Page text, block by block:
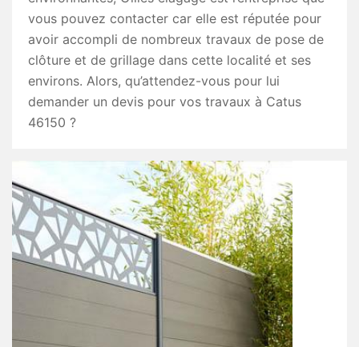
vous pouvez contacter car elle est réputée pour
avoir accompli de nombreux travaux de pose de
clôture et de grillage dans cette localité et ses
environs. Alors, qu’attendez-vous pour lui
demander un devis pour vos travaux à Catus
46150 ?